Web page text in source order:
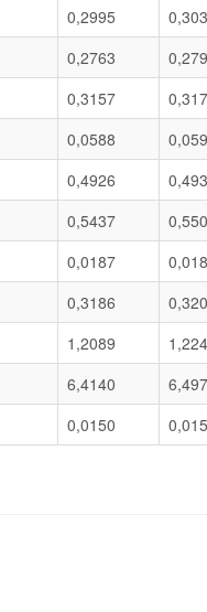
0,2995
0,2763
0,3157
0,0588
0,4926
0,5437
0,0187
0,3186
1,2089
6,4140
0,0150